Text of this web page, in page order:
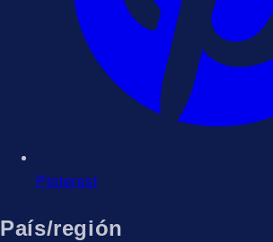
Pinterest
País/región